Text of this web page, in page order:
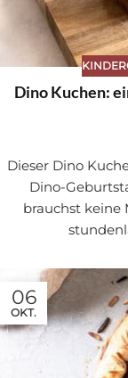
Dino Kuchen:
Dieser Dino
Dino-
brauchst keine
06
OKT.